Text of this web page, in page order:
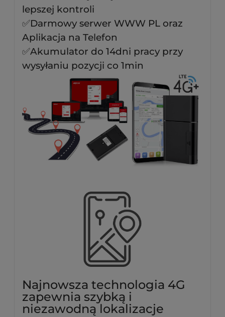
lepszej kontroli
✅Darmowy serwer WWW PL oraz
Aplikacja na Telefon
✅Akumulator do 14dni pracy przy
wysyłaniu pozycji co 1min
Najnowsza technologia 4G
zapewnia szybką i
niezawodną lokalizacje